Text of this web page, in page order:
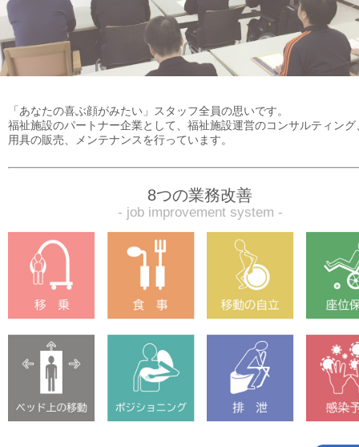
「あなたの喜ぶ顔がみたい」スタッフ全員の思いです。
福祉施設のパートナー企業として、福祉施設運営のコンサルティング
用具の販売、メンテナンスを行っています。
8つの業務改善
- job improvement system -